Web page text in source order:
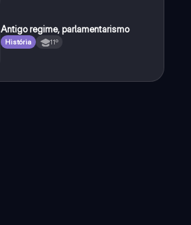
Antigo regime, parlamentarismo
História 11º